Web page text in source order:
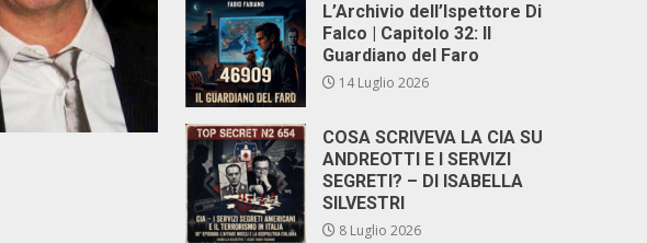
L’Archivio dell’Ispettore Di
Falco | Capitolo 32: Il
Guardiano del Faro
14 Luglio 2026
COSA SCRIVEVA LA CIA SU
ANDREOTTI E I SERVIZI
SEGRETI? – DI ISABELLA
SILVESTRI
8 Luglio 2026